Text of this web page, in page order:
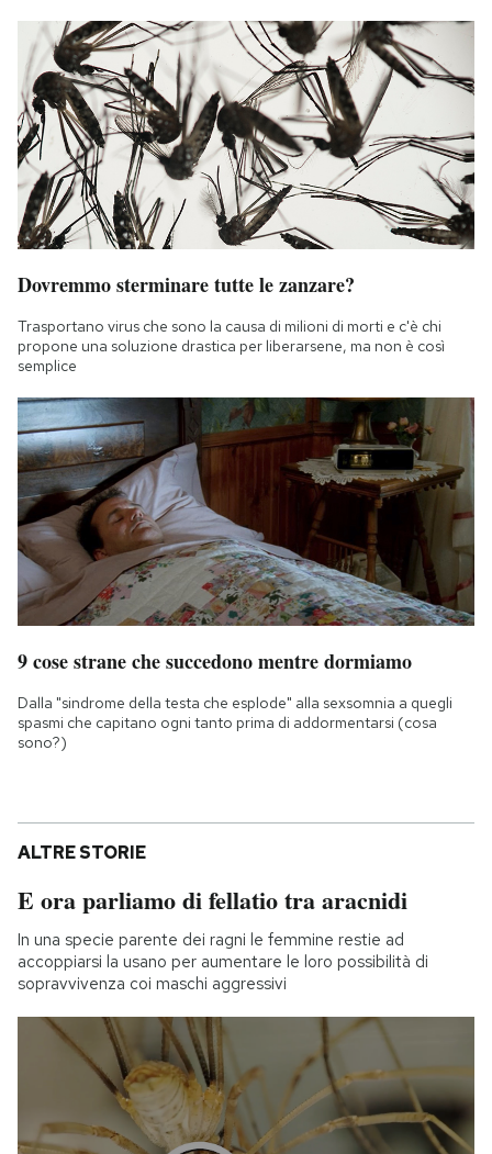
Dovremmo sterminare tutte le zanzare?
Trasportano virus che sono la causa di milioni di morti e c'è chi
propone una soluzione drastica per liberarsene, ma non è così
semplice
9 cose strane che succedono mentre dormiamo
Dalla "sindrome della testa che esplode" alla sexsomnia a quegli
spasmi che capitano ogni tanto prima di addormentarsi (cosa
sono?)
ALTRE STORIE
E ora parliamo di fellatio tra aracnidi
In una specie parente dei ragni le femmine restie ad
accoppiarsi la usano per aumentare le loro possibilità di
sopravvivenza coi maschi aggressivi